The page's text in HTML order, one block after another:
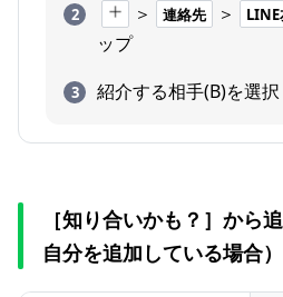
＞
連絡先 ＞
ップ
紹介する相手(B)を選択
［知り合いかも？］から
自分を追加している場合）